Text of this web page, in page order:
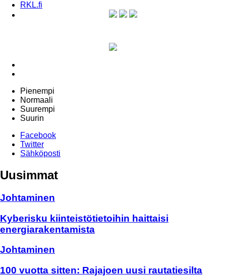
RKL.fi
Pienempi
Normaali
Suurempi
Suurin
Facebook
Twitter
Sähköposti
Uusimmat
Johtaminen
Kyberisku kiinteistötietoihin haittaisi
energiarakentamista
Johtaminen
100 vuotta sitten: Rajajoen uusi rautatiesilta